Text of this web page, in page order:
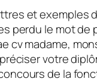
et exemples
perdu le mot de
cv madame,
votre
de la